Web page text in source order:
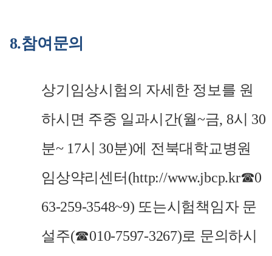
8.참여문의
상기임상시험의 자세한 정보를 원
하시면 주중 일과시간(월~금, 8시 30
분~ 17시 30분)에 전북대학교병원
임상약리센터 (http://www.jbcp.kr☎0
63-259-3548~9) 또는시험책임자 문
설주(☎010-7597-3267)로 문의하시